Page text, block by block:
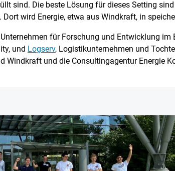
sind. Die beste Lösung für dieses Setting
wird Energie, etwa aus Windkraft, in
für Forschung und Entwicklung im
und Logserv, Logistikunternehmen und
Windkraft und die Consultingagentur Energie